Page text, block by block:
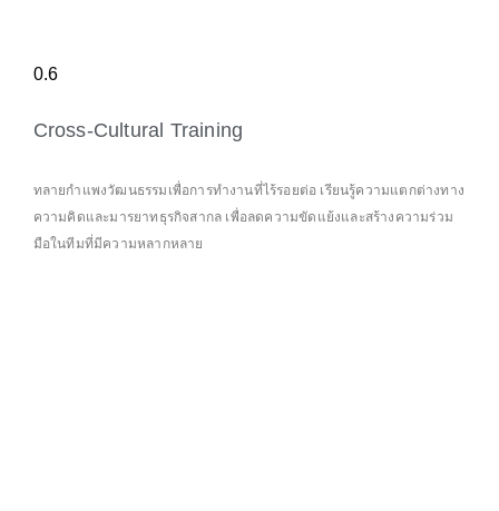
Cross-Cultural Training
ทลายกำแพงวัฒนธรรมเพื่อการทำงานที่ไร้รอยต่อ เรียนรู้ความแตกต่างทาง
ความคิดและมารยาทธุรกิจสากล เพื่อลดความขัดแย้งและสร้างความร่วม
มือในทีมที่มีความหลากหลาย